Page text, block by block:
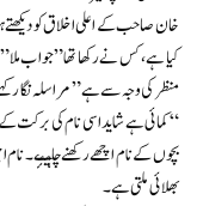
خان صاحب کے اعلی اخلاق کو
کیا ہے، کس نے رکھا تھا” جواب ملا ”
منظر کی وجہ سے ہے” مراسلہ نگار
کمائی ہے شاید اسی نام کی برکت کے طفیل ہے۔ “
بچوں کے نام اچھے رکھنے چاہیئے ۔
بھلائی ملتی ہے۔